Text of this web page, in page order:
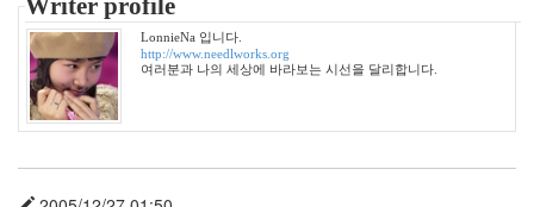
LonnieNa 입니다.
http://www.needlworks.org
여러분과 나의 세상에 바라보는 시선을 달리합니다.
년
10
월
3
2008
년
월
1